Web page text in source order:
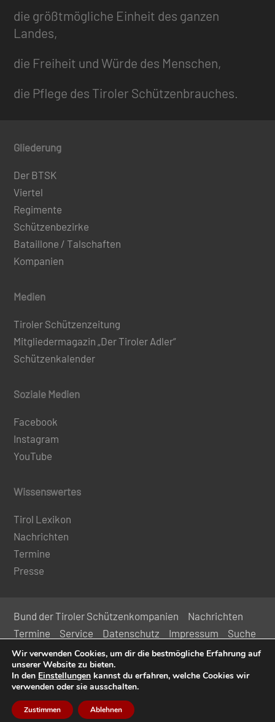
die größtmögliche Einheit des ganzen
Landes,
die Freiheit und Würde des Menschen,
die Pflege des Tiroler Schützenbrauches.
Gliederung
Der BTSK
Viertel
Regimente
Schützenbezirke
Bataillone / Talschaften
Kompanien
Medien
Tiroler Schützenzeitung
Mitgliedermagazin „Der Tiroler Adler“
Schützenkalender
Soziale Medien
Facebook
Instagram
YouTube
Wissenswertes
Tirol Lexikon
Nachrichten
Termine
Presse
Bund der Tiroler Schützenkompanien
Nachrichten
Termine
Service Datenschutz Impressum
Suche
Kontakt
© 2024 Bund der Tiroler Schützenkompanien
Wir verwenden Cookies, um dir die bestmögliche Erfahrung auf
unserer Website zu bieten.
In den Einstellungen kannst du erfahren, welche Cookies wir
verwenden oder sie ausschalten.
Zustimmen Ablehnen